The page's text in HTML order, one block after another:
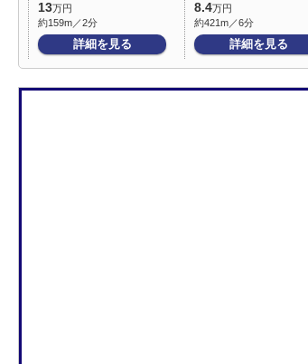
13万円
約159m／2分
詳細を見る
8.4万円
約421m／6分
詳細を見る